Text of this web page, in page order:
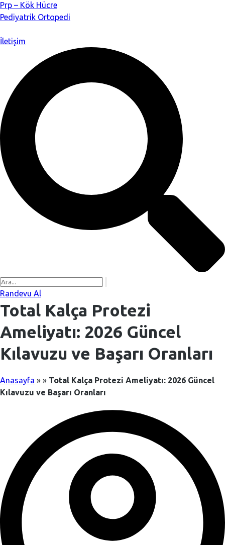
Prp – Kök Hücre
Pediyatrik Ortopedi
İletişim
Randevu Al
Total Kalça Protezi
Ameliyatı: 2026 Güncel
Kılavuzu ve Başarı Oranları
Anasayfa » » Total Kalça Protezi Ameliyatı: 2026 Güncel
Kılavuzu ve Başarı Oranları